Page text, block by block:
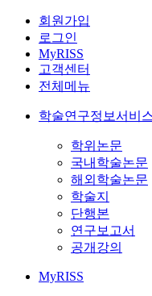
회원가입
로그인
MyRISS
고객센터
전체메뉴
학술연구정보서비
학위논문
국내학술논문
해외학술논문
학술지
단행본
연구보고서
공개강의
MyRISS